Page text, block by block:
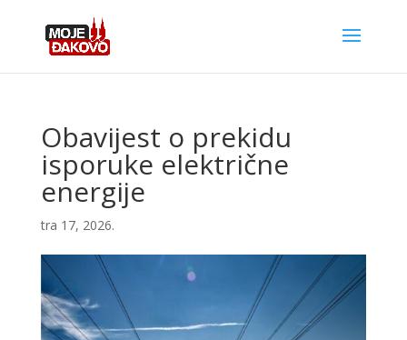
Obavijest o prekidu
isporuke električne
energije
tra 17, 2026.